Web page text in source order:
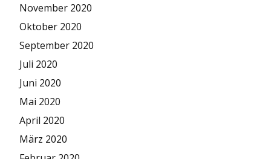
November 2020
Oktober 2020
September 2020
Juli 2020
Juni 2020
Mai 2020
April 2020
März 2020